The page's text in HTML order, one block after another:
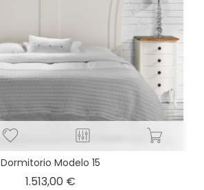
Dormitorio Modelo 15
1.513,00 €Precio